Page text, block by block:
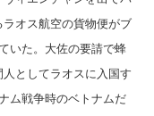
オス航空の貨物便がブ
いた。大佐の要請で蜂
としてラオスに入国す
ム戦争時のベトナムだ